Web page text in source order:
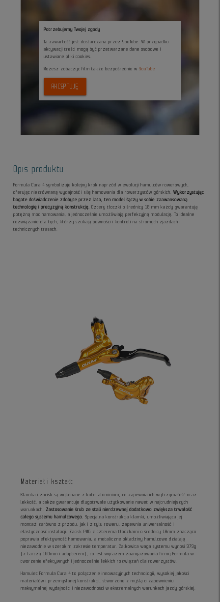
Potrzebujemy Twojej zgody
Ta zawartość jest dostarczana przez YouTube. W przypadku
aktywacji treści mogą być przetwarzane dane osobowe i
ustawiane pliki cookies.
Możesz zobaczyc film także bezpośrednio w YouTube
AKCEPTUJĘ
Opis produktu
Formula Cura 4 symbolizuje kolejny krok naprzód w ewolucji hamulców rowerowych,
oferując niezrównaną wydajność i siłę hamowania dla rowerzystów górskich.Wykorzystując
bogate doświadczenie zdobyte przez lata, ten model łączy w sobie zaawansowaną
technologię i precyzyjną konstrukcję.
Cztery tłoczki o średnicy 18 mm każdy gwarantują
potężną moc hamowania, a jednocześnie umożliwiają perfekcyjną modulację. To idealne
rozwiązanie dla tych, którzy szukają pewności i kontroli na stromych zjazdach i
technicznych trasach.
Materiał i kształt
Klamka i zacisk są wykonane z kutej aluminium, co zapewnia ich wytrzymałość oraz
lekkość, a także gwarantuje długotrwałe użytkowanie nawet w najtrudniejszych
warunkach. Zastosowanie śrub ze stali nierdzewnej dodatkowo zwiększa trwałość
całego systemu hamulcowego.Specjalna konstrukcja klamki, umożliwiająca jej
montaż zarówno z przodu, jak i z tyłu roweru, zapewnia uniwersalność i
elastyczność instalacji. Zacisk PM6 z czterema tłoczkami o średnicy 18mm znacząco
poprawia efektywność hamowania, a metaliczne okładziny hamulcowe działają
niezawodnie w szerokim zakresie temperatur. Całkowita waga systemu wynosi 379g
(z tarczą 160mm i adapterem), co jest wyrazem zaangażowania firmy Formula w
tworzenie efektywnych i jednocześnie lekkich rozwiązań dla rowerzystów.
Hamulec Formula Cura 4 to połączenie innowacyjnych technologii, wysokiej jakości
materiałów i przemyślanej konstrukcji, stworzone z myślą o zapewnieniu
maksymalnej wydajności i niezawodności w ekstremalnych warunkach jazdy górskiej.